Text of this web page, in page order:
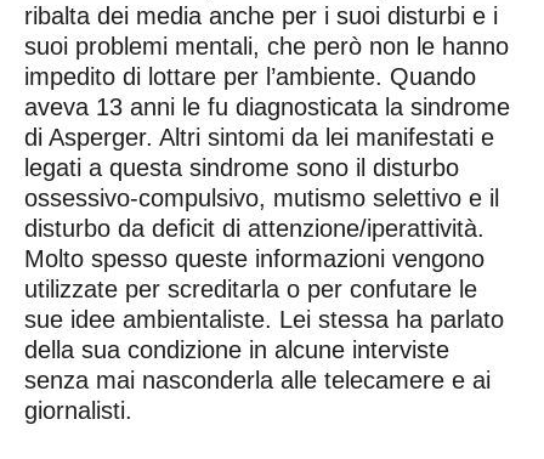
ribalta dei media anche per i suoi disturbi e i
suoi problemi mentali, che però non le hanno
impedito di lottare per l’ambiente. Quando
aveva 13 anni le fu diagnosticata la sindrome
di Asperger. Altri sintomi da lei manifestati e
legati a questa sindrome sono il disturbo
ossessivo-compulsivo, mutismo selettivo e il
disturbo da deficit di attenzione/iperattività.
Molto spesso queste informazioni vengono
utilizzate per screditarla o per confutare le
sue idee ambientaliste. Lei stessa ha parlato
della sua condizione in alcune interviste
senza mai nasconderla alle telecamere e ai
giornalisti.